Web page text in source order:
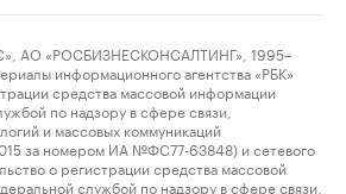
АО «РОСБИЗНЕСКОНСАЛТИНГ», 1995–
информационного агентства «РБК»
средства массовой информации
по надзору в сфере связи,
и массовых коммуникаций
за номером ИА №ФС77-63848) и сетевого
о регистрации средства массовой
службой по надзору в сфере связи,